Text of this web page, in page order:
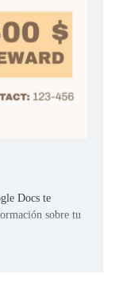
Docs te
sobre tu